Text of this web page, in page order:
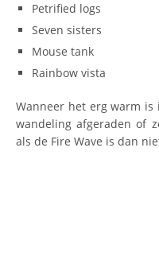
Petrified logs
Seven sisters
Mouse tank
Rainbow vista
Wanneer het erg warm is
wandeling afgeraden of
als de Fire Wave is dan